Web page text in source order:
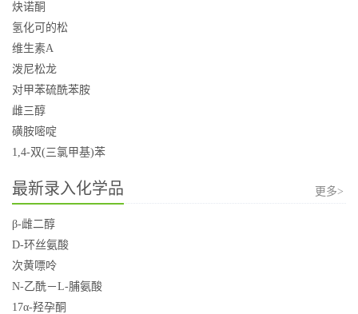
炔诺酮
氢化可的松
维生素A
泼尼松龙
对甲苯硫酰苯胺
雌三醇
磺胺嘧啶
1,4-双(三氯甲基)苯
最新录入化学品 更多>
β-雌二醇
D-环丝氨酸
次黄嘌呤
N-乙酰－L-脯氨酸
17α-羟孕酮